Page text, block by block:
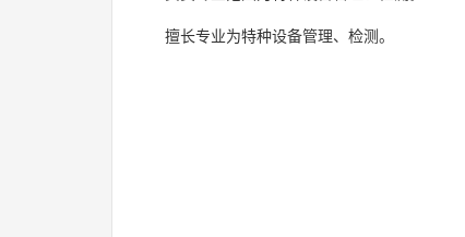
擅长专业为特种设备管理、检测。